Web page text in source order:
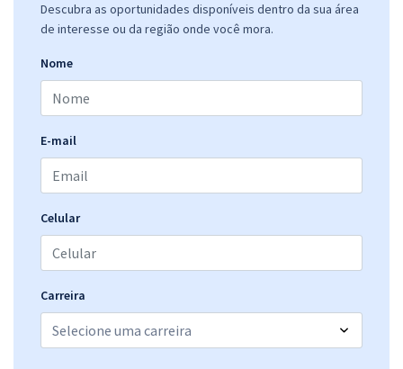
Descubra as oportunidades disponíveis dentro da sua área
de interesse ou da região onde você mora.
Nome
E-mail
Celular
Carreira